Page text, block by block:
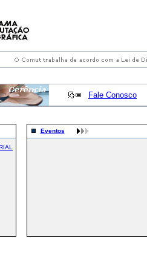
Fale Conosco
Eventos